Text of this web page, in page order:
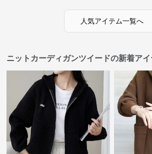
人気アイテム一覧へ
ニットカーディガンツイードの新着アイ